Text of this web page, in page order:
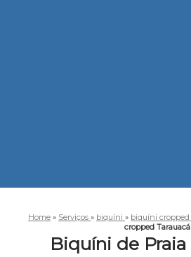
Home » Serviços » biquíni » biquíni cropped
cropped Tarauacá
Biquíni de